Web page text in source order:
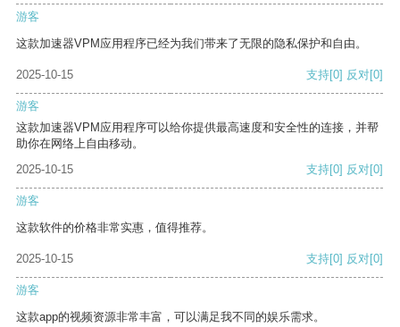
游客
这款加速器VPM应用程序已经为我们带来了无限的隐私保护和自由。
2025-10-15 支持[0] 反对[0]
游客
这款加速器VPM应用程序可以给你提供最高速度和安全性的连接，并帮
助你在网络上自由移动。
2025-10-15
支持[0] 反对[0]
游客
这款软件的价格非常实惠，值得推荐。
2025-10-15 支持[0] 反对[0]
游客
这款app的视频资源非常丰富，可以满足我不同的娱乐需求。